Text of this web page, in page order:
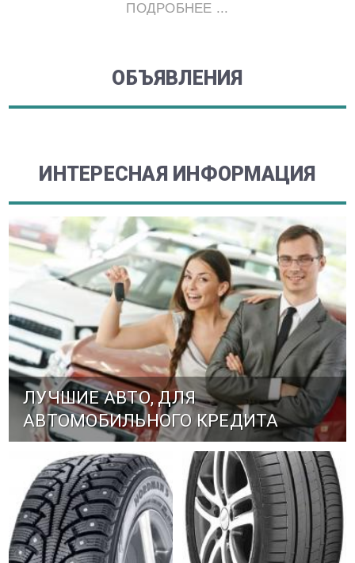
ПОДРОБНЕЕ ...
ОБЪЯВЛЕНИЯ
ИНТЕРЕСНАЯ ИНФОРМАЦИЯ
ЛУЧШИЕ АВТО, ДЛЯ
АВТОМОБИЛЬНОГО КРЕДИТА